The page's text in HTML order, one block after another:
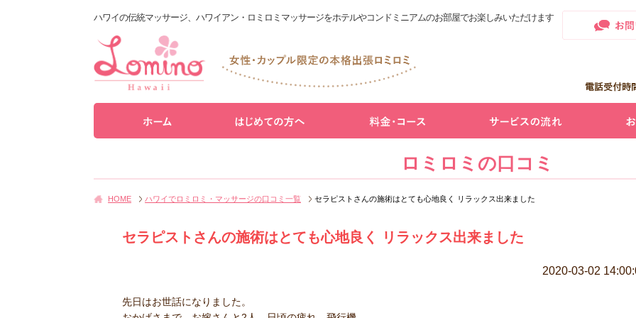
ハワイの伝統マッサージ、ハワイアン・ロミロミマッサージをホテルやコンドミニアムのお部屋でお楽しみいただけます
ロミロミの口コミ
HOME ハワイでロミロミ・マッサージの口コミ一覧 セラピストさんの施術はとても心地良く リラックス出来ました
セラピストさんの施術はとても心地良く リラックス出来ました
2020-03-02
先日はお世話になりました。